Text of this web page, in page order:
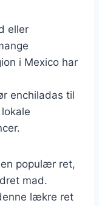
eller
i Mexico har
enchiladas til
populær ret,
mad.
lækre ret